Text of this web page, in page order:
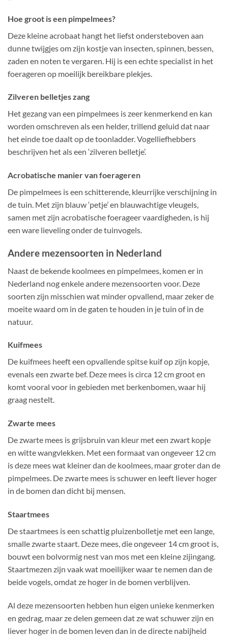
Hoe groot is een pimpelmees?
Deze kleine acrobaat hangt het liefst ondersteboven aan
dunne twijgjes om zijn kostje van insecten, spinnen, bessen,
zaden en noten te vergaren. Hij is een echte specialist in het
foerageren op moeilijk bereikbare plekjes.
Zilveren belletjes zang
Het gezang van een pimpelmees is zeer kenmerkend en kan
worden omschreven als een helder, trillend geluid dat naar
het einde toe daalt op de toonladder. Vogelliefhebbers
beschrijven het als een ‘zilveren belletje’.
Acrobatische manier van foerageren
De pimpelmees is een schitterende, kleurrijke verschijning in
de tuin. Met zijn blauw‘petje’ en blauwachtige vleugels,
samen met zijn acrobatische foerageer vaardigheden, is hij
een ware lieveling onder de tuinvogels.
Andere mezensoorten in Nederland
Naast de bekende koolmees en pimpelmees , komen er in
Nederland nog enkele andere mezensoorten voor. Deze
soorten zijn misschien wat minder opvallend, maar zeker de
moeite waard om in de gaten te houden in je tuin of in de
natuur.
Kuifmees
De kuifmees heeft een opvallende spitse kuif op zijn kopje,
evenals een zwarte bef. Deze mees is circa 12 cm groot en
komt vooral voor in gebieden met berkenbomen, waar hij
graag nestelt.
Zwarte mees
De zwarte mees is grijsbruin van kleur met een zwart kopje
en witte wangvlekken. Met een formaat van ongeveer 12 cm
is deze mees wat kleiner dan de koolmees, maar groter dan de
pimpelmees. De zwarte mees is schuwer en leeft liever hoger
in de bomen dan dicht bij mensen.
Staartmees
De staartmees is een schattig pluizenbolletje met een lange,
smalle zwarte staart. Deze mees, die ongeveer 14 cm groot is,
bouwt een bolvormig nest van mos met een kleine zijingang.
Staartmezen zijn vaak wat moeilijker waar te nemen dan de
beide vogels, omdat ze hoger in de bomen verblijven.
Al deze mezensoorten hebben hun eigen unieke kenmerken
en gedrag, maar ze delen gemeen dat ze wat schuwer zijn en
liever hoger in de bomen leven dan in de directe nabijheid